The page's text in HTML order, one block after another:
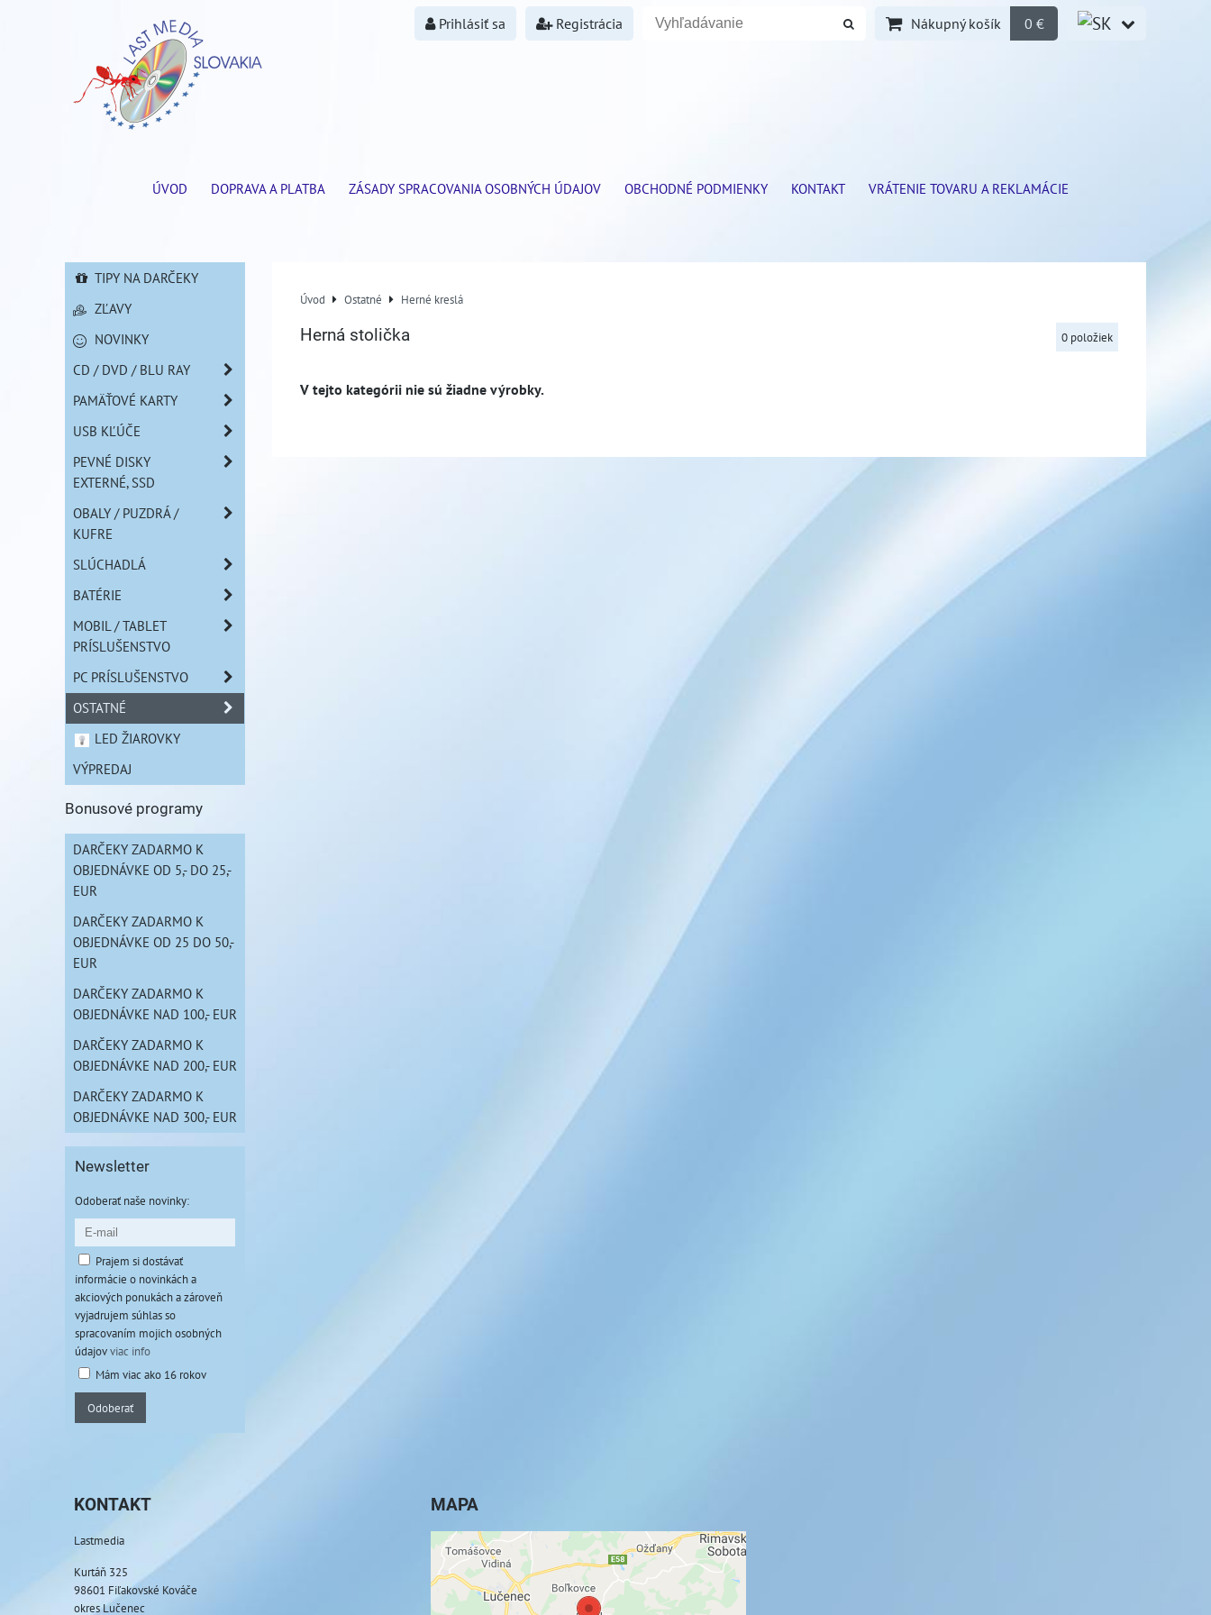
Prihlásiť sa Registrácia Nákupný košík 0 €
ÚVOD DOPRAVA A PLATBA ZÁSADY SPRACOVANIA OSOBNÝCH ÚDAJOV OBCHODNÉ PODMIENKY KONTAKT VRÁTENIE TOVARU A REKLAMÁCIE
Úvod Ostatné Herné kreslá
Herná stolička 0 položiek
TIPY NA DARČEKY
ZĽAVY
NOVINKY
CD / DVD / BLU RAY
PAMÄŤOVÉ KARTY
USB KĽÚČE
PEVNÉ DISKY
EXTERNÉ, SSD
OBALY / PUZDRÁ /
KUFRE
SLÚCHADLÁ
BATÉRIE
MOBIL / TABLET
PRÍSLUŠENSTVO
PC PRÍSLUŠENSTVO
OSTATNÉ
LED ŽIAROVKY
VÝPREDAJ
Bonusové programy
DARČEKY ZADARMO K
OBJEDNÁVKE OD 5,- DO 25,-
EUR
DARČEKY ZADARMO K
OBJEDNÁVKE OD 25 DO 50,-
EUR
DARČEKY ZADARMO K
OBJEDNÁVKE NAD 100,- EUR
DARČEKY ZADARMO K
OBJEDNÁVKE NAD 200,- EUR
DARČEKY ZADARMO K
OBJEDNÁVKE NAD 300,- EUR
Newsletter
Odoberať naše novinky:
Prajem si dostávať
informácie o novinkách a
akciových ponukách a zároveň
vyjadrujem súhlas so
spracovaním mojich osobných
údajovviac info
Mám viac ako 16 rokov
Odoberať
KONTAKT
Lastmedia
Kurtáň 325
98601 Fiľakovské Kováče
okres Lučenec
MAPA
Externý obsah je blokovaný Voľbami
súkromia